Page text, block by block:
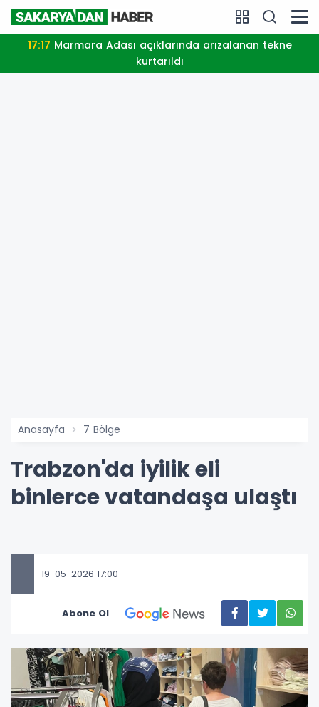
17:17
kurtarıldı
Anasayfa 7 Bölge
Trabzon'da iyilik eli
binlerce vatandaşa ulaştı
19-05-2026 17:00
Abone Ol